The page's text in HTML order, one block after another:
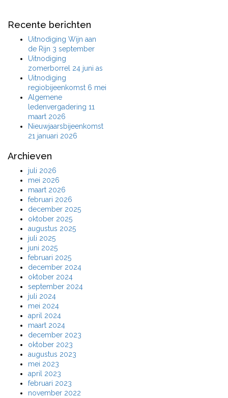
Recente berichten
Uitnodiging Wijn aan
de Rijn 3 september
Uitnodiging
zomerborrel 24 juni as
Uitnodiging
regiobijeenkomst 6 mei
Algemene
ledenvergadering 11
maart 2026
Nieuwjaarsbijeenkomst
21 januari 2026
Archieven
juli 2026
mei 2026
maart 2026
februari 2026
december 2025
oktober 2025
augustus 2025
juli 2025
juni 2025
februari 2025
december 2024
oktober 2024
september 2024
juli 2024
mei 2024
april 2024
maart 2024
december 2023
oktober 2023
augustus 2023
mei 2023
april 2023
februari 2023
november 2022